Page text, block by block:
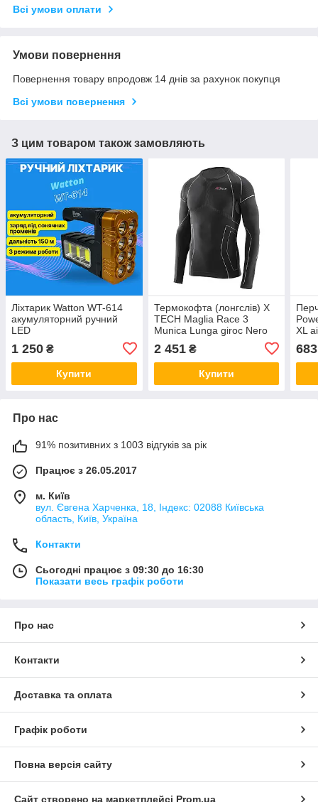
Всі умови оплати
Умови повернення
Повернення товару впродовж 14 днів за рахунок покупця
Всі умови повернення
З цим товаром також замовляють
Ліхтарик Watton WT-614
акумуляторний ручний
LED
1 250 ₴
Купити
Термокофта (лонгслів) X
TECH Maglia Race 3
Munica Lunga giroc Nero
Оригинал 3101
2 451₴
Купити
XL
683
Про нас
91% позитивних з 1003 відгуків за рік
Працює з 26.05.2017
м. Київ
вул. Євгена Харченка, 18, Індекс: 02088 Київська
область, Київ, Україна
Контакти
Сьогодні працює з 09:30 до 16:30
Показати весь графік роботи
Про нас
Контакти
Доставка та оплата
Графік роботи
Повна версія сайту
Сайт створено на маркетплейсі Prom.ua